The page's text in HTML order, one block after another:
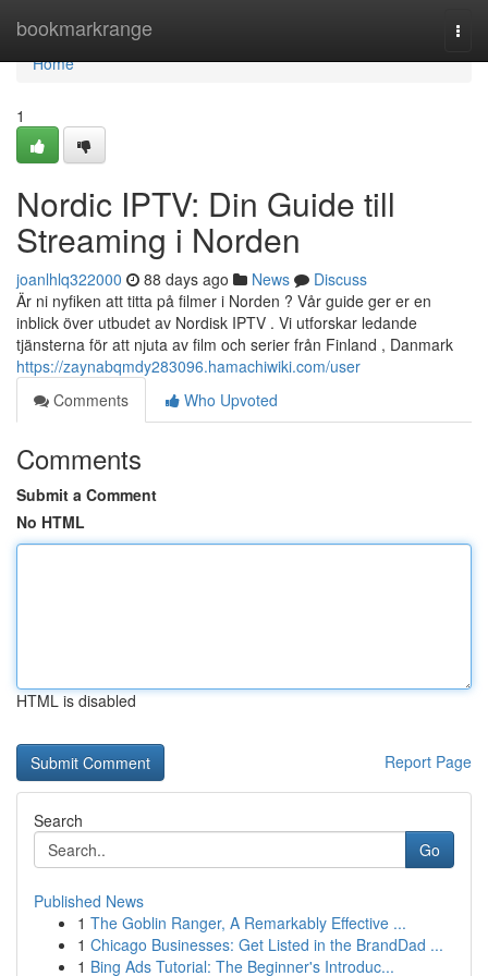
bookmarkrange
Home
Home
1
Nordic IPTV: Din Guide till
Streaming i Norden
joanlhlq322000 88 days ago News
Discuss
Är ni nyfiken att titta på filmer i Norden ? Vår guide ger er en
inblick över utbudet av Nordisk IPTV . Vi utforskar ledande
tjänsterna för att njuta av film och serier från Finland , Danmark
https://zaynabqmdy283096.hamachiwiki.com/user
Comments
Who Upvoted
Comments
Submit a Comment
No HTML
HTML is disabled
Report Page
Search
Go
Published News
1 The Goblin Ranger, A Remarkably Effective ...
1 Chicago Businesses: Get Listed in the BrandDad ...
1 Bing Ads Tutorial: The Beginner's Introduc...